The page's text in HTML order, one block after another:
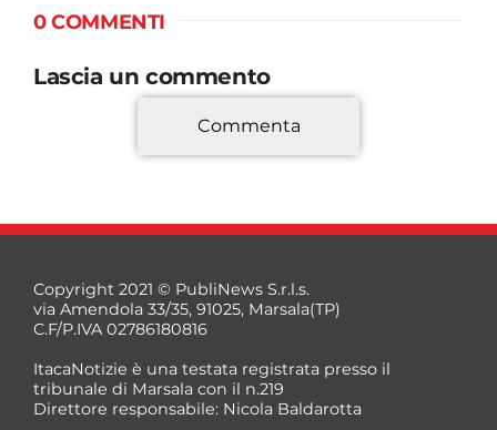
0 COMMENTI
Lascia un commento
*
Commenta
Copyright 2021 © PubliNews S.r.l.s.
via Amendola 33/35, 91025, Marsala(TP)
C.F/P.IVA 02786180816
ItacaNotizie è una testata registrata presso il
tribunale di Marsala con il n.219
Direttore responsabile: Nicola Baldarotta